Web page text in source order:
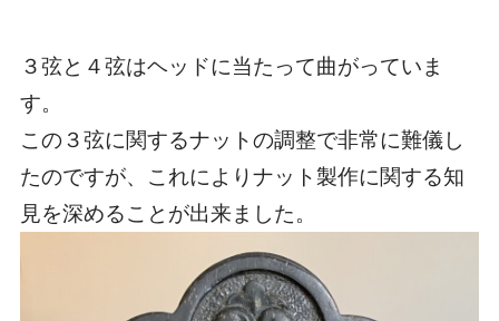
３弦と４弦はヘッドに当たって曲がっていま
す。
この３弦に関するナットの調整で非常に難儀し
たのですが、これによりナット製作に関する知
見を深めることが出来ました。